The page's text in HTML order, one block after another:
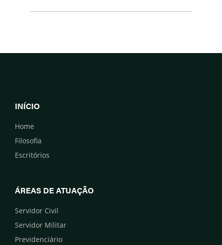
INÍCIO
Home
Filosofia
Escritórios
ÁREAS DE ATUAÇÃO
Servidor Civil
Servidor Militar
Previdenciário